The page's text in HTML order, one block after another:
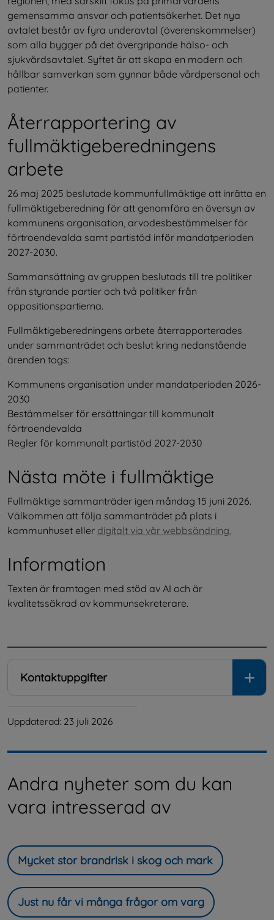
gemensamma ansvar och patientsäkerhet. Det nya
avtalet består av fyra underavtal (överenskommelser)
som alla bygger på det övergripande hälso- och
sjukvårdsavtalet. Syftet är att skapa en modern och
hållbar samverkan som gynnar både vårdpersonal och
patienter.
Återrapportering av
fullmäktigeberedningens
arbete
26 maj 2025 beslutade kommunfullmäktige att inrätta en
fullmäktigeberedning för att genomföra en översyn av
kommunens organisation, arvodesbestämmelser för
förtroendevalda samt partistöd inför mandatperioden
2027-2030.
Sammansättning av gruppen beslutads till tre politiker
från styrande partier och två politiker från
oppositionspartierna.
Fullmäktigeberedningens arbete återrapporterades
under sammanträdet och beslut kring nedanstående
ärenden togs:
Kommunens organisation under mandatperioden 2026-
2030
Bestämmelser för ersättningar till kommunalt
förtroendevalda
Regler för kommunalt partistöd 2027-2030
Nästa möte i fullmäktige
Fullmäktige sammanträder igen måndag 15 juni 2026.
Välkommen att följa sammanträdet på plats i
kommunhuset eller digitalt via vår webbsändning.
Information
Texten är framtagen med stöd av AI och är
kvalitetssäkrad av kommunsekreterare.
Kontaktuppgifter
Uppdaterad: 23 juli 2026
Andra nyheter som du kan
vara intresserad av
Mycket stor brandrisk i skog och mark
Just nu får vi många frågor om varg